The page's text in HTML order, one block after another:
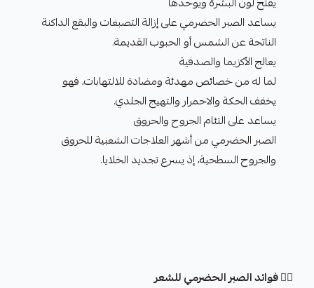
يساعد الصبر الحضرمي على إزالة التصبغات والبقع الداكنة
الناتجة عن الشمس أو الحبوب القديمة.
يعالج الأكزيما والصدفية
لما له من خصائص مهدئة ومضادة للالتهابات، فهو
يخفف الحكة والاحمرار والتهيج الجلدي.
يساعد على التئام الجروح والحروق
الصبر الحضرمي من أشهر العلاجات الشعبية للحروق
والجروح السطحية، إذ يسرع تجديد الخلايا.
💆‍♀️ فوائد الصبر الحضرمي للشعر